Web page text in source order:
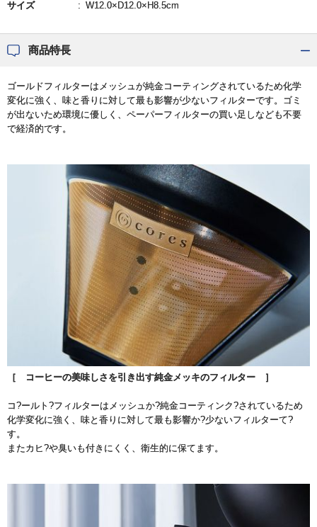
サイズ
W12.0×D12.0×H8.5cm
商品特長
ゴールドフィルターはメッシュが純金コーティングされているため化学
変化に強く、味と香りに対して最も影響が少ないフィルターです。ゴミ
が出ないため環境に優しく、ペーパーフィルターの買い足しなども不要
で経済的です。
［ コーヒーの美味しさを引き出す純金メッキのフィルター ］
コ?ールト?フィルターはメッシュか?純金コーティンク?されているため
化学変化に強く、味と香りに対して最も影響か?少ないフィルターて?
す。
またカヒ?や臭いも付きにくく、衛生的に保てます。